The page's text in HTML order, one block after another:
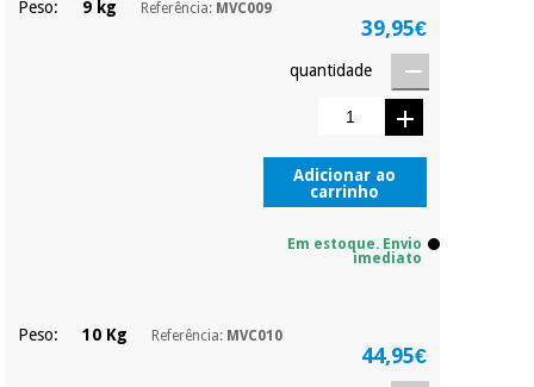
Peso: 9 kg Referência: MVC009
39,95€
quantidade
Adicionar ao
carrinho
Em estoque. Envio
imediato
Peso: 10 Kg Referência: MVC010
44,95€